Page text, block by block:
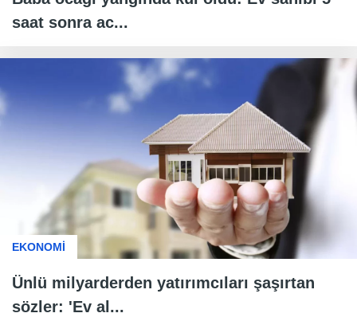
saat sonra ac...
EKONOMİ
Ünlü milyarderden yatırımcıları şaşırtan
sözler: 'Ev al...